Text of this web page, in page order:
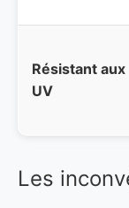
Résistant aux
UV
Les